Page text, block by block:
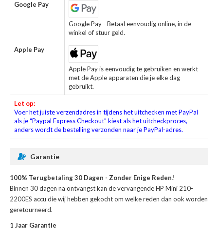
Google Pay
Google Pay - Betaal eenvoudig online, in de
winkel of stuur geld.
Apple Pay
Apple Pay is eenvoudig te gebruiken en werkt
met de Apple apparaten die je elke dag
gebruikt.
Let op:
Voer het juiste verzendadres in tijdens het uitchecken met PayPal
als je “Paypal Express Checkout” kiest als het uitcheckproces,
anders wordt de bestelling verzonden naar je PayPal-adres.
Garantie
100% Terugbetaling 30 Dagen - Zonder Enige Reden!
Binnen 30 dagen na ontvangst kan devervangende HP Mini 210-
2200ES accu die wij hebben gekocht om welke reden dan ook worden
geretourneerd.
1 Jaar Garantie